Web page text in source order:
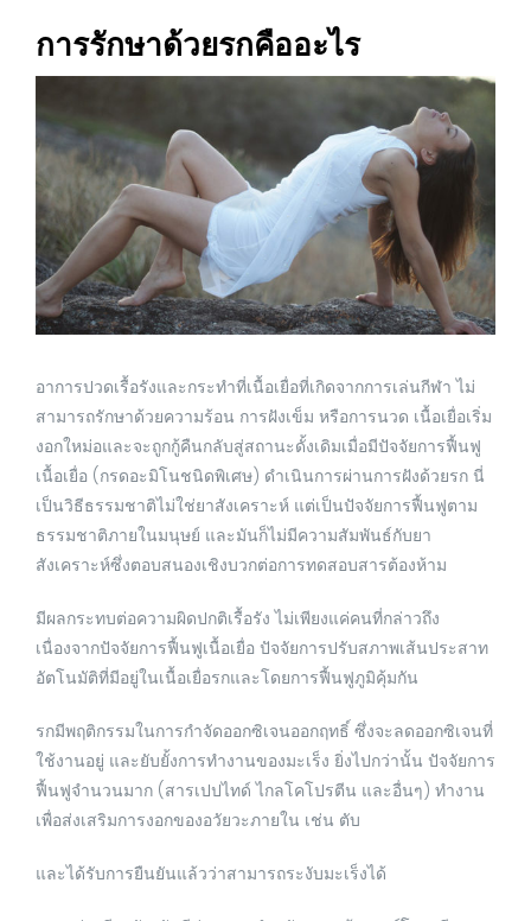
การรักษาด้วยรกคืออะไร
อาการปวดเรื้อรังและกระทำที่เนื้อเยื่อที่เกิดจากการเล่นกีฬา ไม่
สามารถรักษาด้วยความร้อน การฝังเข็ม หรือการนวด เนื้อเยื่อเริ่ม
งอกใหม่อและจะถูกกู้คืนกลับสู่สถานะดั้งเดิมเมื่อมีปัจจัยการฟื้นฟู
เนื้อเยื่อ (กรดอะมิโนชนิดพิเศษ) ดำเนินการผ่านการฝังด้วยรก นี่
เป็นวิธีธรรมชาติไม่ใช่ยาสังเคราะห์ แต่เป็นปัจจัยการฟื้นฟูตาม
ธรรมชาติภายในมนุษย์ และมันก็ไม่มีความสัมพันธ์กับยา
สังเคราะห์ซึ่งตอบสนองเชิงบวกต่อการทดสอบสารต้องห้าม
มีผลกระทบต่อความผิดปกติเรื้อรัง ไม่เพียงแค่คนที่กล่าวถึง
เนื่องจากปัจจัยการฟื้นฟูเนื้อเยื่อ ปัจจัยการปรับสภาพเส้นประสาท
อัตโนมัติที่มีอยู่ในเนื้อเยื่อรกและโดยการฟื้นฟูภูมิคุ้มกัน
รกมีพฤติกรรมในการกำจัดออกซิเจนออกฤทธิ์ ซึ่งจะลดออกซิเจนที่
ใช้งานอยู่ และยับยั้งการทำงานของมะเร็ง ยิ่งไปกว่านั้น ปัจจัยการ
ฟื้นฟูจำนวนมาก (สารเปปไทด์ ไกลโคโปรตีน และอื่นๆ) ทำงาน
เพื่อส่งเสริมการงอกของอวัยวะภายใน เช่น ตับ
และได้รับการยืนยันแล้วว่าสามารถระงับมะเร็งได้